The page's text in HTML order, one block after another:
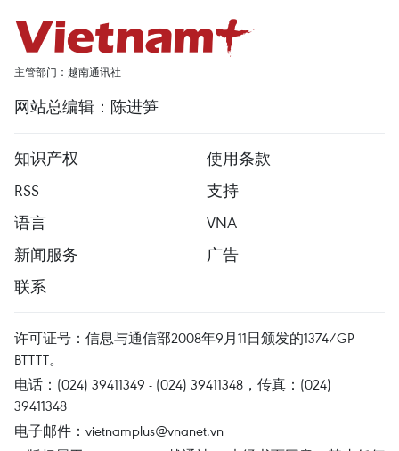
主管部门：越南通讯社
网站总编辑：陈进笋
知识产权
使用条款
RSS
支持
语言
VNA
新闻服务
广告
联系
许可证号：信息与通信部2008年9月11日颁发的1374/GP-
BTTTT。
电话：(024) 39411349 - (024) 39411348，传真：(024)
39411348
电子邮件： vietnamplus@vnanet.vn